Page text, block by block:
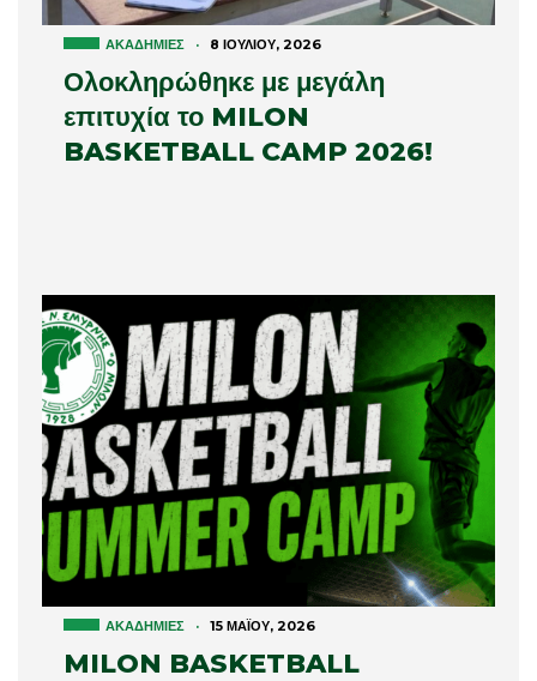
ΑΚΑΔΗΜΊΕΣ · 8 ΙΟΥΛΊΟΥ, 2026
Ολοκληρώθηκε με μεγάλη
επιτυχία το MILON
BASKETBALL CAMP 2026!
ΑΚΑΔΗΜΊΕΣ · 15 ΜΑΪ́ΟΥ, 2026
MILON BASKETBALL